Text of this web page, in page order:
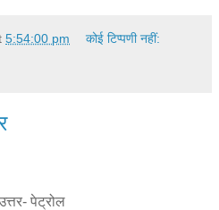
5:54:00 pm कोई टिप्पणी नहीं:
पेट्रोल